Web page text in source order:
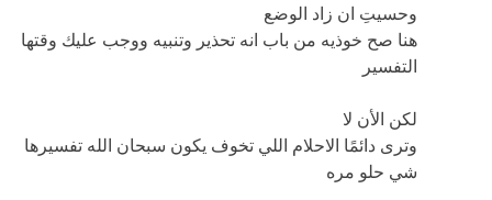
وحسيتِ ان زاد الوضع
هنا صح خوذيه من باب انه تحذير وتنبيه ووجب عليك وقتها
التفسير
لكن الأن لا
وترى دائمًا الاحلام اللي تخوف يكون سبحان الله تفسيرها
شي حلو مره